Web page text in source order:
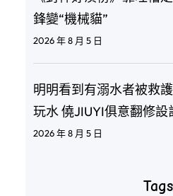
鋒變“機械貓”
2026 年 8 月 5 日
明明看到有溺水者被救
玩水 僥JIUYI俱意翻修
2026 年 8 月 5 日
Tags